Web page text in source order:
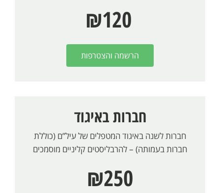
₪120
הרשמה והצטרפות
חברות באיגוד
חברות לשנה באיגוד המטפלים של עיל”ם (כוללת
חברות בעמותה) – להרבליסטים קליניים מוסמכים
₪250